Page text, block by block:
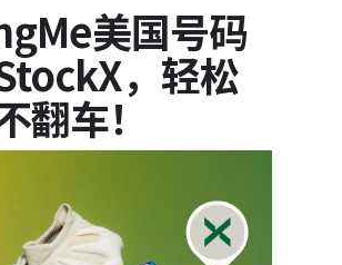
美国号码
，轻松
翻车！